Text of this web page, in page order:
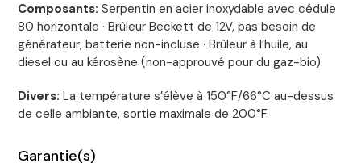
Composants: Serpentin en acier inoxydable avec cédule
80 horizontale · Brûleur Beckett de 12V, pas besoin de
générateur, batterie non-incluse · Brûleur à l’huile, au
diesel ou au kérosène (non-approuvé pour du gaz-bio).
Divers: La température s’élève à 150°F/66°C au-dessus
de celle ambiante, sortie maximale de 200°F.
Garantie(s)